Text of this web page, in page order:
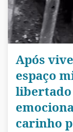
Após
espaço
libertado
carinho